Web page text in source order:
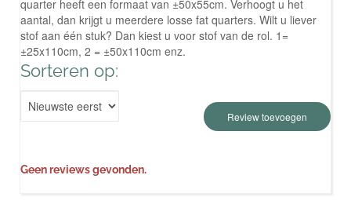
quarter heeft een formaat van ±50x55cm. Verhoogt u het
aantal, dan krijgt u meerdere losse fat quarters. Wilt u liever
stof aan één stuk? Dan kiest u voor stof van de rol. 1=
±25x110cm, 2 = ±50x110cm enz.
Sorteren op:
Review toevoegen
Geen reviews gevonden.